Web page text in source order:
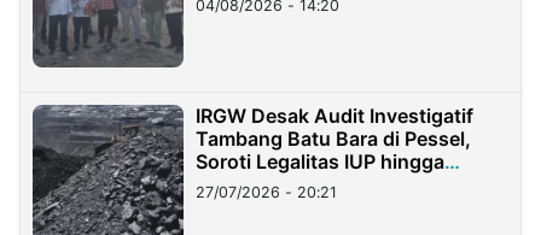
04/08/2026 - 14:20
IRGW Desak Audit Investigatif
Tambang Batu Bara di Pessel,
Soroti Legalitas IUP hingga
Stockpile
27/07/2026 - 20:21